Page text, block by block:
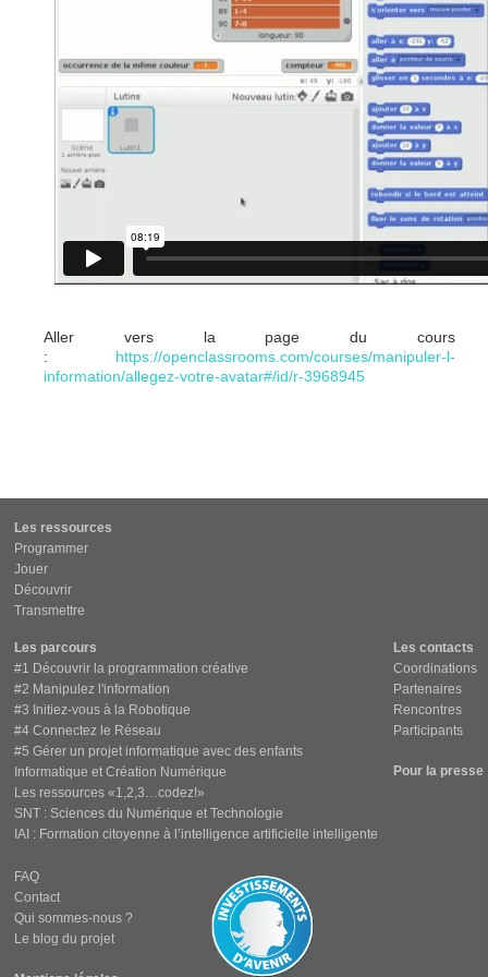
Aller vers la page du cours
: https://openclassrooms.com/courses/manipuler-l-
information/allegez-votre-avatar#/id/r-3968945
Les ressources
Programmer
Jouer
Découvrir
Transmettre
Les parcours
#1 Découvrir la programmation créative
#2 Manipulez l'information
#3 Initiez-vous à la Robotique
#4 Connectez le Réseau
#5 Gérer un projet informatique avec des enfants
Informatique et Création Numérique
Les ressources «1,2,3…codez!»
SNT : Sciences du Numérique et Technologie
IAI : Formation citoyenne à l’intelligence artificielle intelligente
Les contacts
Coordinations
Partenaires
Rencontres
Participants
Pour la presse
FAQ
Contact
Qui sommes-nous ?
Le blog du projet